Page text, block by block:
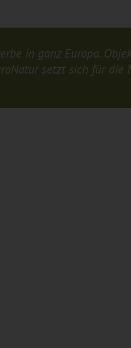
in ganz Europa.
setzt sich für